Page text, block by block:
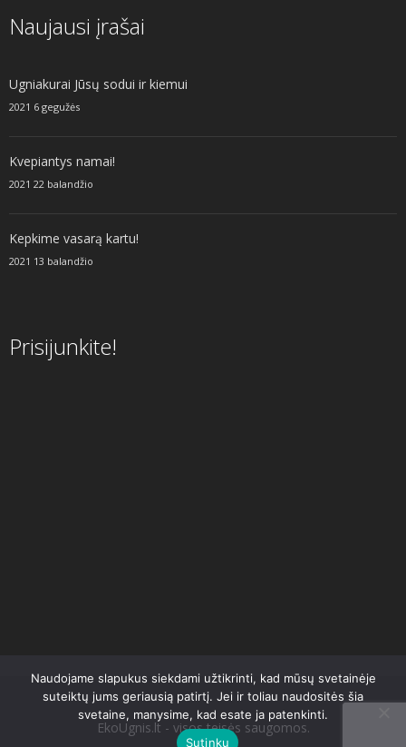
Naujausi įrašai
Ugniakurai Jūsų sodui ir kiemui
2021 6 gegužės
Kvepiantys namai!
2021 22 balandžio
Kepkime vasarą kartu!
2021 13 balandžio
Prisijunkite!
EkoUgnis.lt - visos teisės saugomos.
Naudojame slapukus siekdami užtikrinti, kad mūsų svetainėje
suteiktų jums geriausią patirtį. Jei ir toliau naudositės šia
svetaine, manysime, kad esate ja patenkinti.
Sutinku